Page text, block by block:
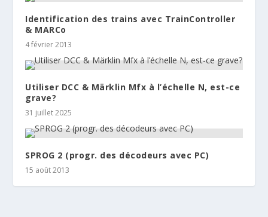
Identification des trains avec TrainController
& MARCo
4 février 2013
Utiliser DCC & Märklin Mfx à l’échelle N, est-ce
grave?
31 juillet 2025
SPROG 2 (progr. des décodeurs avec PC)
15 août 2013